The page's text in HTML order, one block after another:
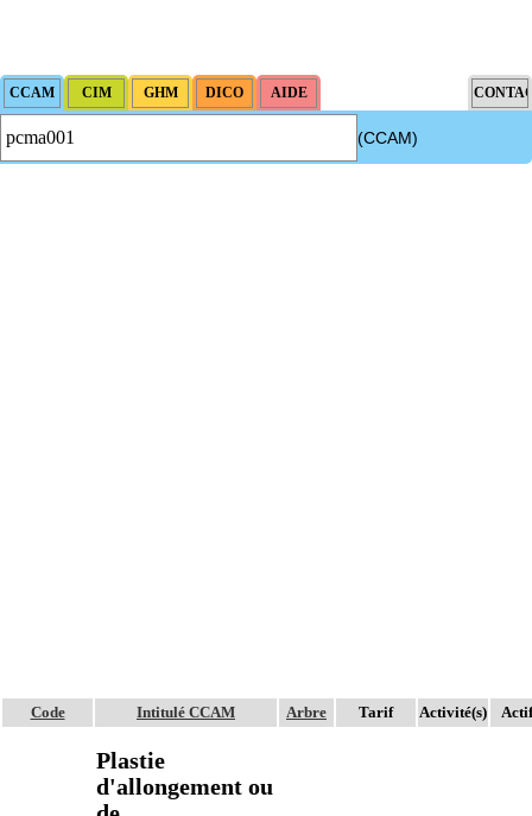
(CCAM)
Code Intitulé CCAM Arbre Tarif Activité(s) Actif
Plastie
d'allongement ou